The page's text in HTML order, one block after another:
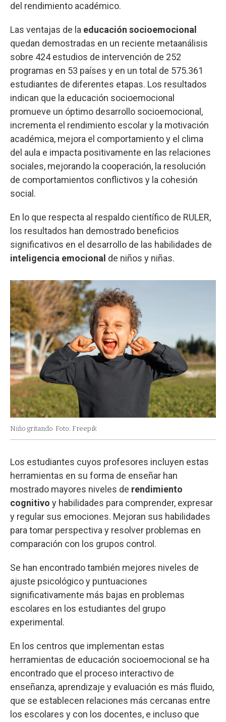
del rendimiento académico.
Las ventajas de la educación socioemocional
quedan demostradas en un reciente metaanálisis
sobre 424 estudios de intervención de 252
programas en 53 países y en un total de 575.361
estudiantes de diferentes etapas. Los resultados
indican que la educación socioemocional
promueve un óptimo desarrollo socioemocional,
incrementa el rendimiento escolar y la motivación
académica, mejora el comportamiento y el clima
del aula e impacta positivamente en las relaciones
sociales, mejorando la cooperación, la resolución
de comportamientos conflictivos y la cohesión
social.
En lo que respecta al respaldo científico de RULER,
los resultados han demostrado beneficios
significativos en el desarrollo de las habilidades de
inteligencia emocional de niños y niñas.
Niño gritando Foto: Freepik
Los estudiantes cuyos profesores incluyen estas
herramientas en su forma de enseñar han
mostrado mayores niveles de rendimiento
cognitivo y habilidades para comprender, expresar
y regular sus emociones. Mejoran sus habilidades
para tomar perspectiva y resolver problemas en
comparación con los grupos control.
Se han encontrado también mejores niveles de
ajuste psicológico y puntuaciones
significativamente más bajas en problemas
escolares en los estudiantes del grupo
experimental.
En los centros que implementan estas
herramientas de educación socioemocional se ha
encontrado que el proceso interactivo de
enseñanza, aprendizaje y evaluación es más fluido,
que se establecen relaciones más cercanas entre
los escolares y con los docentes, e incluso que